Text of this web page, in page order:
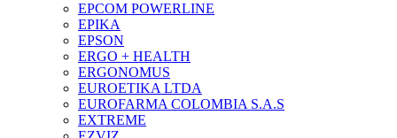
EPCOM POWERLINE
EPIKA
EPSON
ERGO + HEALTH
ERGONOMUS
EUROETIKA LTDA
EUROFARMA COLOMBIA S.A.S
EXTREME